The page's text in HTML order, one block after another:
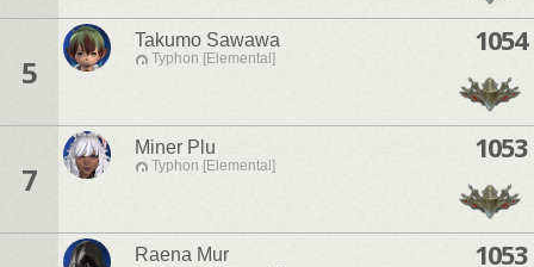
5
Takumo Sawawa
Typhon [Elemental]
1054
7
Miner Plu
Typhon [Elemental]
1053
Raena Mur 1053